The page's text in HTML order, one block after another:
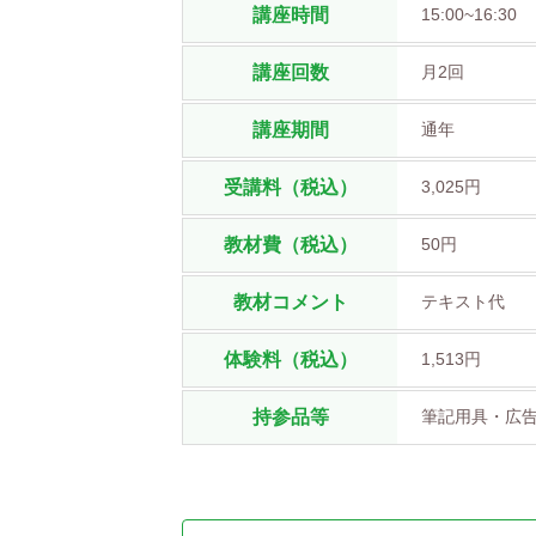
講座時間 15:00~16:30
講座回数 月2回
講座期間 通年
受講料（税込） 3,025円
教材費（税込） 50円
教材コメント テキスト代
体験料（税込） 1,513円
持参品等 筆記用具・広